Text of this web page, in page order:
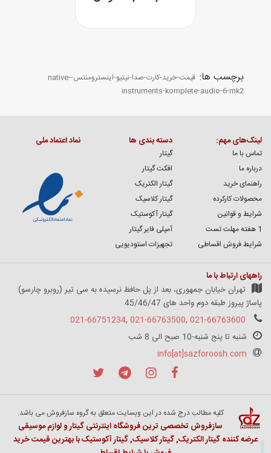
برچسب ها:
قیمت-خرید-کارت-صدا-نیتیو-اینسترومنتس-native-
instruments-komplete-audio-6-mk2
لینک‌های مهم:
تماس با ما
درباره ما
راهنمای خرید
محصولات کارکرده
شرایط و قوانین
1 هفته مهلت تست
شرایط فروش اقساطی
دسته بندی ها
گیتار
افکت گیتار
گیتار الکتریک
گیتار کلاسیک
گیتار آکوستیک
آمپلی فایر گیتار
تجهیزات استودیویی
نماد اعتماد ملی
راههای ارتباط با ما
تهران خیابان جمهوری، بعد از پل حافظ نرسیده به سی تیر (روبرو چارسو)
پاساژ پیروز طبقه دوم واحد های 45/46/47
021-66763600
,
021-66763500
,
021-66751234
شنبه تا پنج شنبه-10 صبح الی 8 شب
info[at]sazforoosh.com
کلیه مطالب درج شده در این وبسایت متعلق به گروه سازفروش می باشد.
سازفروش تخصصی ترین فروشگاه اینترنتی گیتار و لوازم موسیقی
عرضه کننده گیتار الکتریک, گیتار کلاسیک, گیتار آکوستیک با بهترین قیمت خرید